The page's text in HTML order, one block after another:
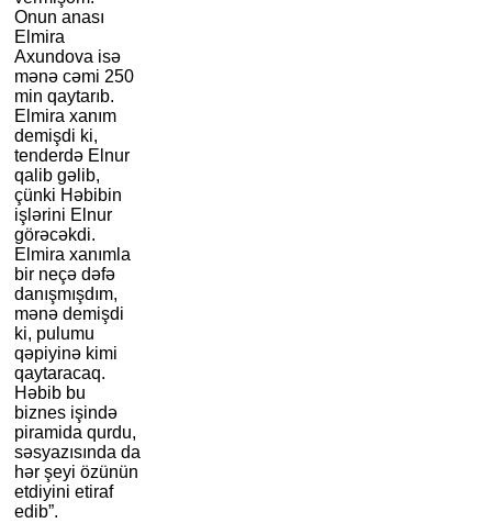
Onun anası
Elmira
Axundova isə
mənə cəmi 250
min qaytarıb.
Elmira xanım
demişdi ki,
tenderdə Elnur
qalib gəlib,
çünki Həbibin
işlərini Elnur
görəcəkdi.
Elmira xanımla
bir neçə dəfə
danışmışdım,
mənə demişdi
ki, pulumu
qəpiyinə kimi
qaytaracaq.
Həbib bu
biznes işində
piramida qurdu,
səsyazısında da
hər şeyi özünün
etdiyini etiraf
edib”.